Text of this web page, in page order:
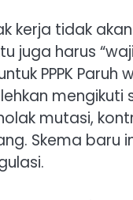
kerja tidak
juga harus
PPPK Paruh
mengikuti
mutasi,
Skema baru